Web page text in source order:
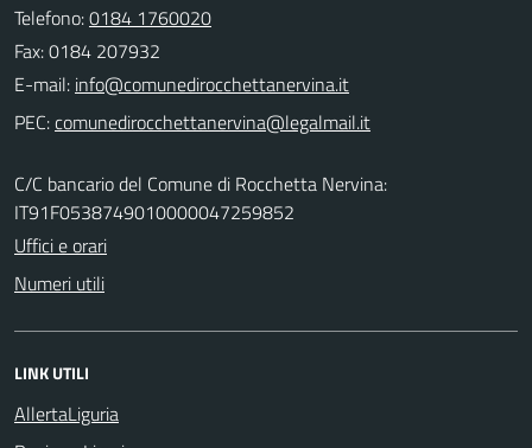
Telefono:0184 1760020
Fax: 0184 207932
E-mail:
PEC:
C/C bancario del Comune di Rocchetta Nervina:
IT91F0538749010000047259852
Uffici e orari
Numeri utili
LINK UTILI
AllertaLiguria